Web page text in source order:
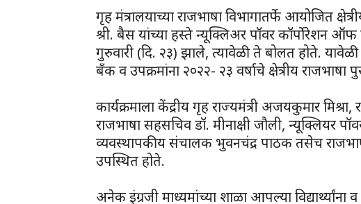
गृह मंत्रालयाच्या राजभाषा विभागातर्फे आयोजित
श्री. बैस यांच्या हस्ते न्यूक्लिअर पॉवर कॉर्पोरेशन
गुरुवारी (दि. २३) झाले, त्यावेळी ते बोलत होते.
बँक व उपक्रमांना २०२२- २३ वर्षाचे क्षेत्रीय
कार्यक्रमाला केंद्रीय गृह राज्यमंत्री अजयकुमार
राजभाषा सहसचिव डॉ. मीनाक्षी जौली, न्यूक्लियर
व्यवस्थापकीय संचालक भुवनचंद्र पाठक तसेच
उपस्थित होते.
अनेक इंग्रजी माध्यमांच्या शाळा आपल्या